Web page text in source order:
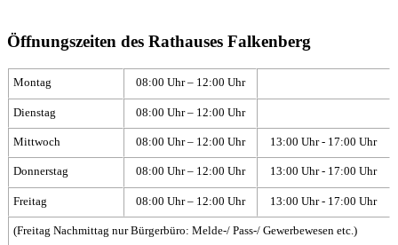
Öffnungszeiten des Rathauses Falkenberg
Montag 08:00 Uhr – 12:00 Uhr
Dienstag 08:00 Uhr – 12:00 Uhr
Mittwoch 08:00 Uhr – 12:00 Uhr 13:00 Uhr - 17:00 Uhr
Donnerstag 08:00 Uhr – 12:00 Uhr 13:00 Uhr - 17:00 Uhr
Freitag 08:00 Uhr – 12:00 Uhr 13:00 Uhr - 17:00 Uhr
(Freitag Nachmittag nur Bürgerbüro: Melde-/ Pass-/ Gewerbewesen etc.)